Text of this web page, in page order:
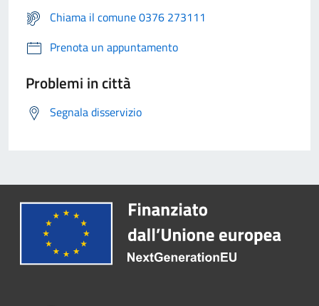
Chiama il comune 0376 273111
Prenota un appuntamento
Problemi in città
Segnala disservizio